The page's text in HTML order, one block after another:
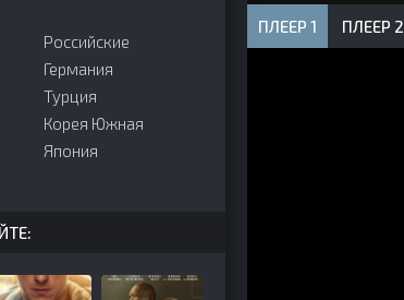
ПЛЕЕР 1 ПЛЕЕР 2
Российские
Германия
Турция
Корея Южная
Япония